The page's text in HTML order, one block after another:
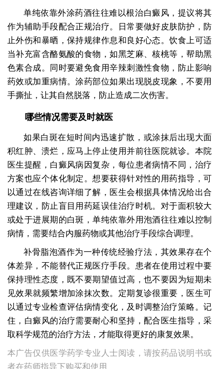
单纯依靠外涂药酒往往难以根治白癜风，提议将其
作为辅助手段配合正规治疗。日常要做好皮肤防护，防
止外伤和暴晒，保持规律作息和良好心态。饮食上可适
当补充富含酪氨酸的食物，如黑芝麻、核桃等，帮助黑
色素合成。同时要避免食用辛辣刺激性食物，防止影响
药效或加重病情。涂药部位如果出现脱皮现象，不要用
手撕扯，让其自然脱落，防止造成二次伤害。
哪些情况需要及时就医
如果白斑在短时间内迅速扩散，或涂抹后出现大面
积红肿、溃烂，应马上停止使用并前往医院就诊。本院
医生提醒，白癜风病因复杂，每位患者病情不同，治疗
方案也应个体化制定。想要获得针对性的用药指导，可
以通过在线咨询详细了解，医生会根据具体情况给出合
理建议，防止盲目用药延误佳治疗时机。对于面积较大
或处于进展期的白斑，单纯依靠外用泡酒往往难以控制
病情，需要结合内服药物或其他治疗手段综合调理。
补骨脂泡酒作为一种传统经验疗法，其效果存在个
体差异，不能替代正规医疗手段。患者在使用过程中要
保持理性态度，既不要期望值过高，也不要因为短期未
见效果就频繁增加涂抹次数。定期复诊很重要，医生可
以通过专业检查评估病情变化，及时调整治疗策略。记
住，白癜风的治疗需要耐心和坚持，配合医生指导，采
取科学规范的治疗方法，才能取得更好的康复效果。
本广告仅供医学药学专业人士阅读，请按药品说明书或
者在药师指导下购买和使用